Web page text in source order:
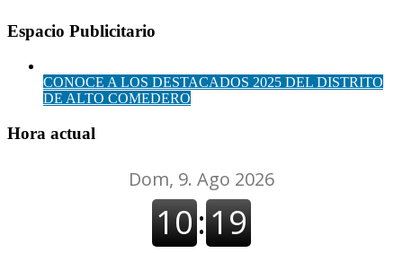
Espacio Publicitario
CONOCE A LOS DESTACADOS 2025 DEL DISTRITO
DE ALTO COMEDERO
Hora actual